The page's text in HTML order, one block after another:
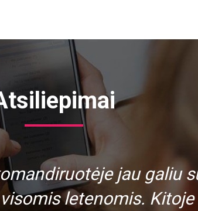
jau galiu
letenomis.